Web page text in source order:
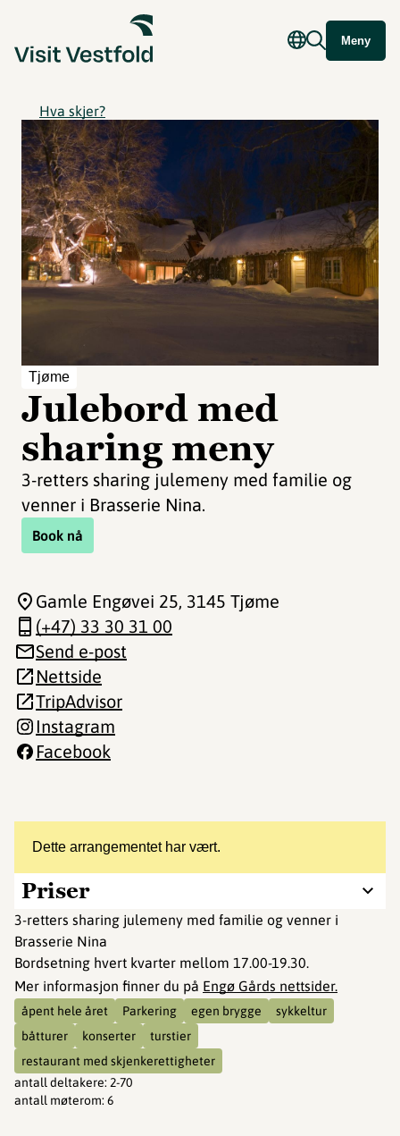
Meny
Hva skjer?
Tjøme
Julebord med
sharing meny
3-retters sharing julemeny med familie og
venner i Brasserie Nina.
Book nå
Dette arrangementet har vært.
Priser
3-retters sharing julemeny med familie og venner i
Brasserie Nina
Bordsetning hvert kvarter mellom 17.00-19.30.
Mer informasjon finner du på Engø Gårds nettsider.
åpent hele året Parkering egen brygge
sykkeltur
båtturer
konserter
turstier
restaurant med skjenkerettigheter
antall deltakere: 2-70
antall møterom: 6
Gamle Engøvei 25, 3145 Tjøme
(+47) 33 30 31 00
Send e-post
Nettside
TripAdvisor
Instagram
Facebook